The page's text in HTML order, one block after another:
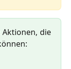
die